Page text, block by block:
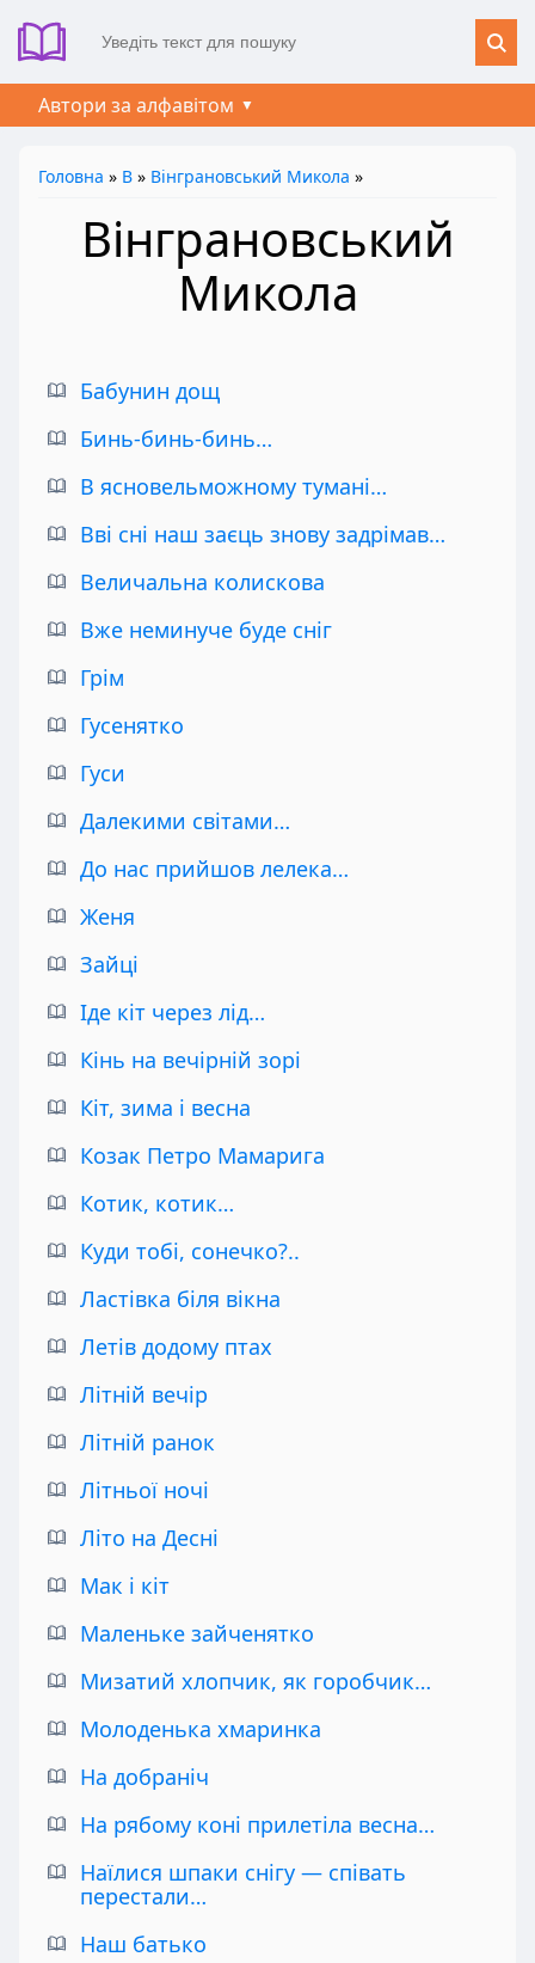
Автори за алфавітом
Головна » В » Вінграновський Микола »
Вінграновський
Микола
Бабунин дощ
Бинь-бинь-бинь…
В ясновельможному тумані…
Вві сні наш заєць знову задрімав…
Величальна колискова
Вже неминуче буде сніг
Грім
Гусенятко
Гуси
Далекими світами…
До нас прийшов лелека…
Женя
Зайці
Іде кіт через лід…
Кінь на вечірній зорі
Кіт, зима і весна
Козак Петро Мамарига
Котик, котик…
Куди тобі, сонечко?..
Ластівка біля вікна
Летів додому птах
Літній вечір
Літній ранок
Літньої ночі
Літо на Десні
Мак і кіт
Маленьке зайченятко
Мизатий хлопчик, як горобчик…
Молоденька хмаринка
На добраніч
На рябому коні прилетіла весна…
Наїлися шпаки снігу — співать
перестали…
Наш батько